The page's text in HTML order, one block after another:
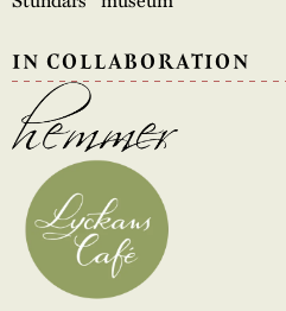
IN COLLABORATION